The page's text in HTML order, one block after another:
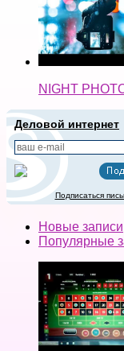
NIGHT
Деловой интернет
Подписаться
Новые записи
Популярные